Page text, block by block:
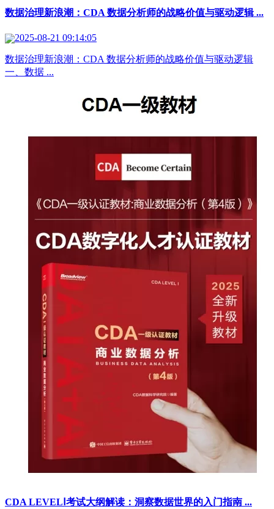
数据治理新浪潮：CDA 数据分析师的战略价值与驱动逻辑 ...
2025-08-21 09:14:05
数据治理新浪潮：CDA 数据分析师的战略价值与驱动逻辑
一、数据 ...
CDA LEVELⅠ考试大纲解读：洞察数据世界的入门指南 ...